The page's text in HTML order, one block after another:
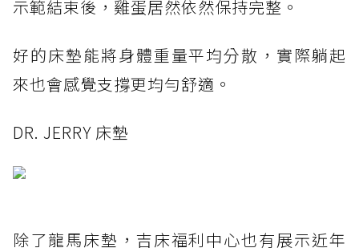
示範結束後，雞蛋居然依然保持完整。
好的床墊能將身體重量平均分散，實際躺起
來也會感覺支撐更均勻舒適。
DR. JERRY 床墊
除了龍馬床墊，吉床福利中心也有展示近年